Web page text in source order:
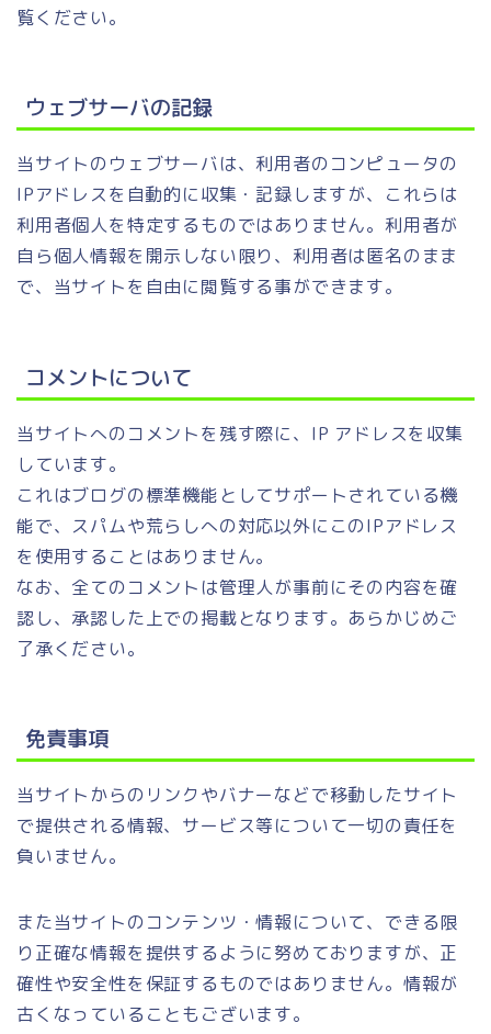
覧ください。
ウェブサーバの記録
当サイトのウェブサーバは、利用者のコンピュータの
IPアドレスを自動的に収集・記録しますが、これらは
利用者個人を特定するものではありません。利用者が
自ら個人情報を開示しない限り、利用者は匿名のまま
で、当サイトを自由に閲覧する事ができます。
コメントについて
当サイトへのコメントを残す際に、IP アドレスを収集
しています。
これはブログの標準機能としてサポートされている機
能で、スパムや荒らしへの対応以外にこのIPアドレス
を使用することはありません。
なお、全てのコメントは管理人が事前にその内容を確
認し、承認した上での掲載となります。あらかじめご
了承ください。
免責事項
当サイトからのリンクやバナーなどで移動したサイト
で提供される情報、サービス等について一切の責任を
負いません。
また当サイトのコンテンツ・情報について、できる限
り正確な情報を提供するように努めておりますが、正
確性や安全性を保証するものではありません。情報が
古くなっていることもございます。